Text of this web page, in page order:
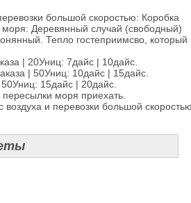
большой скоростью: Коробка
моря: Деревянный случай (свободный)
Тепло гостеприимсво,
| 20Униц: 7дайс | 10дайс.
| 50Униц: 10дайс | 15дайс.
50Униц: 15дайс | 20дайс.
моря приехать.
воздуха и перевозки большой